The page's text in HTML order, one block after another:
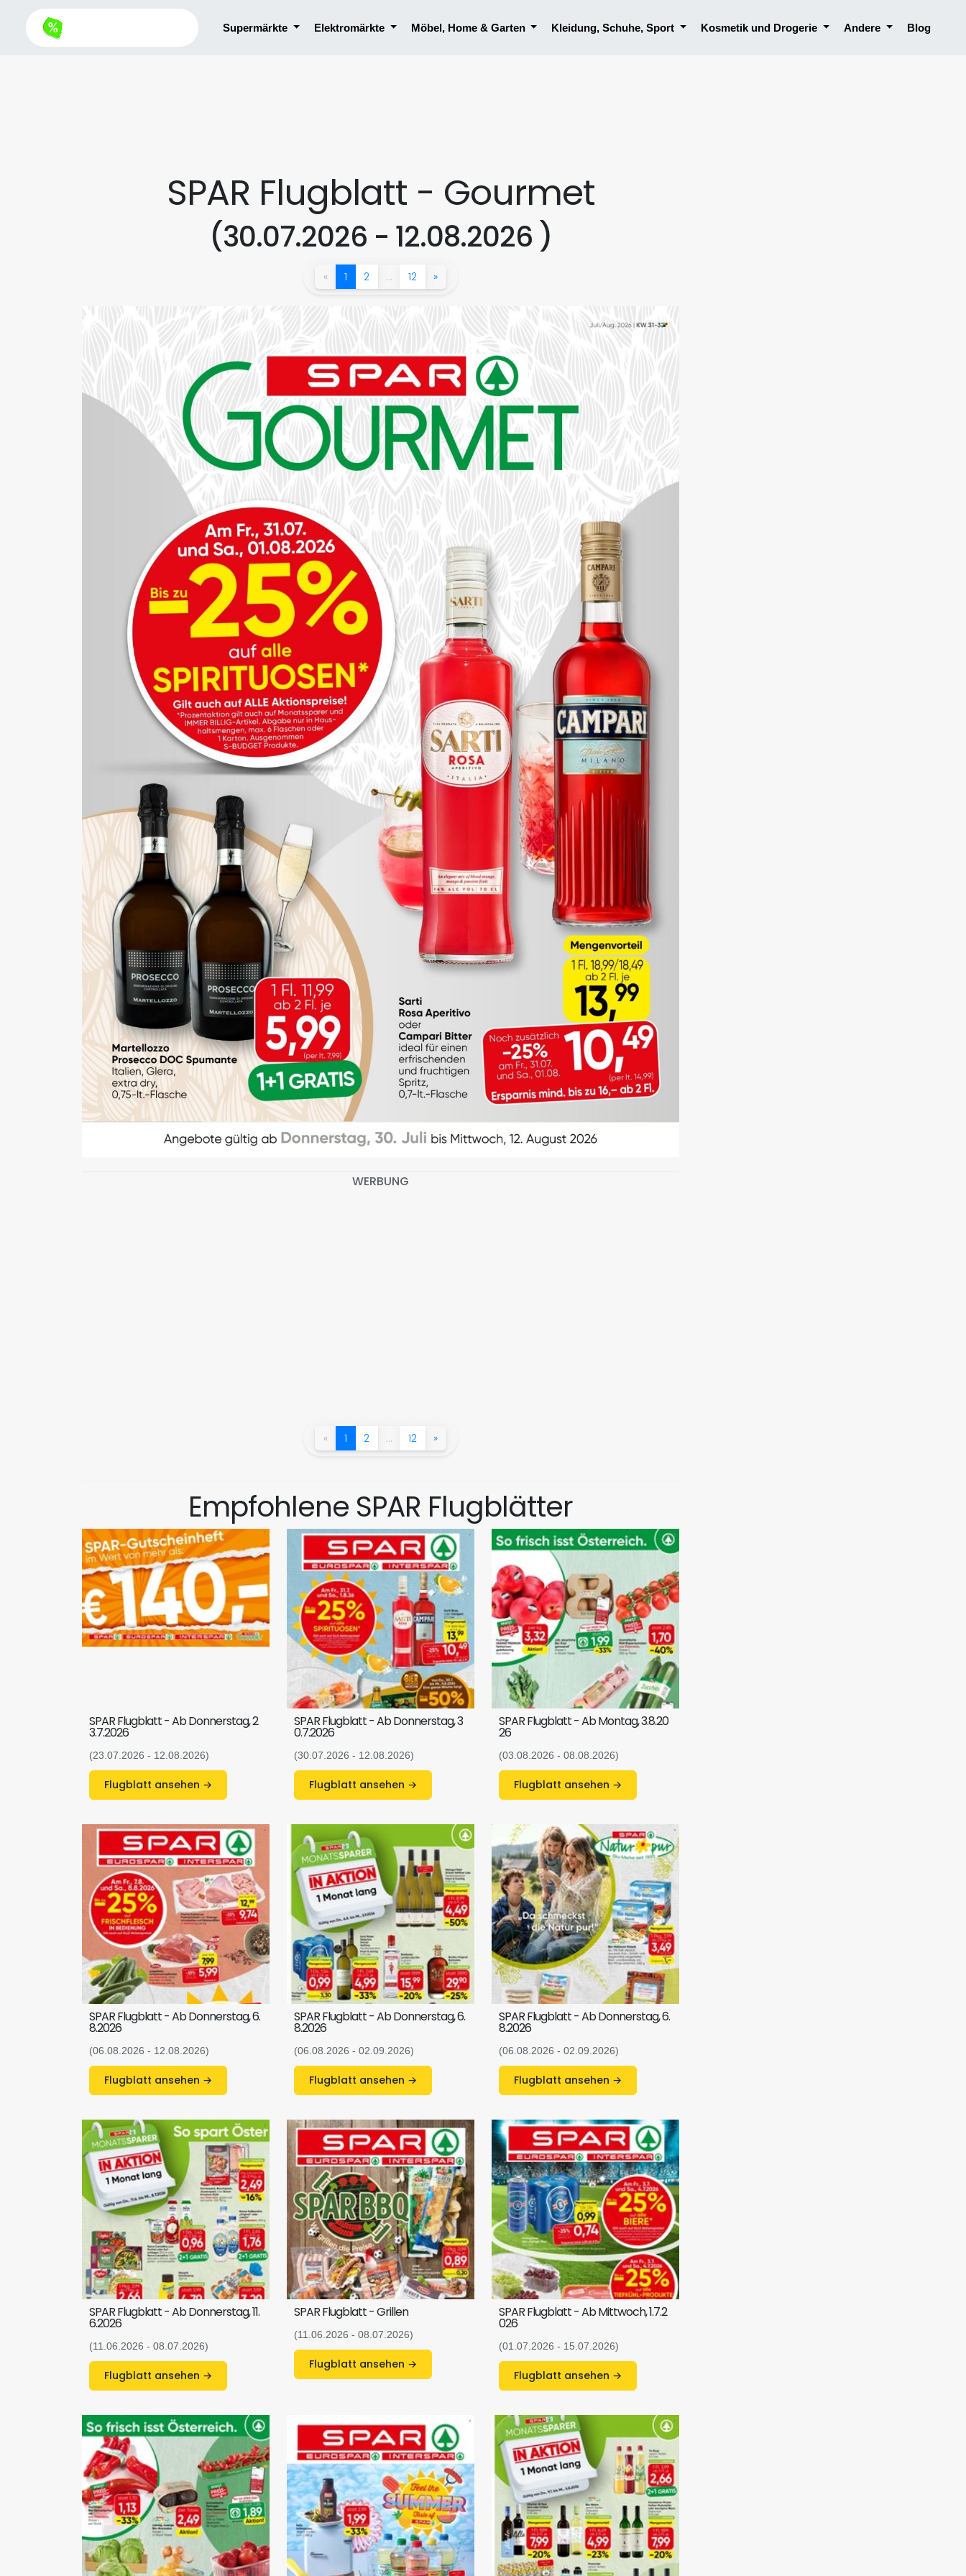
Supermärkte Elektromärkte Möbel, Home & Garten Kleidung, Schuhe, Sport Kosmetik und Drogerie Andere Blog
SPAR Flugblatt - Gourmet
(30.07.2026 - 12.08.2026 )
« 1 2 … 12 »
WERBUNG
« 1 2 … 12 »
Empfohlene SPAR Flugblätter
SPAR Flugblatt - Ab Donnerstag, 2
3.7.2026
(23.07.2026 - 12.08.2026)
Flugblatt ansehen →
SPAR Flugblatt - Ab Donnerstag, 3
0.7.2026
(30.07.2026 - 12.08.2026)
Flugblatt ansehen →
SPAR Flugblatt - Ab Montag, 3.8.20
26
(03.08.2026 - 08.08.2026)
Flugblatt ansehen →
SPAR Flugblatt - Ab Donnerstag, 6.
8.2026
(06.08.2026 - 12.08.2026)
Flugblatt ansehen →
SPAR Flugblatt - Ab Donnerstag, 6.
8.2026
(06.08.2026 - 02.09.2026)
Flugblatt ansehen →
SPAR Flugblatt - Ab Donnerstag, 6.
8.2026
(06.08.2026 - 02.09.2026)
Flugblatt ansehen →
SPAR Flugblatt - Ab Donnerstag, 11.
6.2026
(11.06.2026 - 08.07.2026)
Flugblatt ansehen →
SPAR Flugblatt - Grillen
(11.06.2026 - 08.07.2026)
Flugblatt ansehen →
SPAR Flugblatt - Ab Mittwoch, 1.7.2
026
(01.07.2026 - 15.07.2026)
Flugblatt ansehen →